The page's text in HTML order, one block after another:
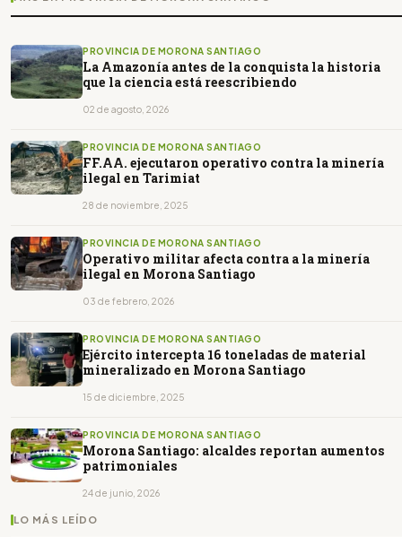
PROVINCIA DE MORONA SANTIAGO
La Amazonía antes de la conquista la historia
que la ciencia está reescribiendo
02 de agosto, 2026
PROVINCIA DE MORONA SANTIAGO
FF.AA. ejecutaron operativo contra la minería
ilegal en Tarimiat
28 de noviembre, 2025
PROVINCIA DE MORONA SANTIAGO
Operativo militar afecta contra a la minería
ilegal en Morona Santiago
03 de febrero, 2026
PROVINCIA DE MORONA SANTIAGO
Ejército intercepta 16 toneladas de material
mineralizado en Morona Santiago
15 de diciembre, 2025
PROVINCIA DE MORONA SANTIAGO
Morona Santiago: alcaldes reportan aumentos
patrimoniales
24 de junio, 2026
LO MÁS LEÍDO